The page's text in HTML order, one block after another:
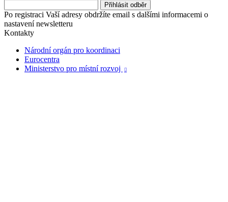
Po registraci Vaší adresy obdržíte email s dalšími informacemi o
nastavení newsletteru
Kontakty
Národní orgán pro koordinaci
Eurocentra
Ministerstvo pro místní rozvoj
